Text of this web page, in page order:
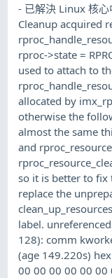
- 已解決 Linux 核
Cleanup acquired
rproc->state =
used to attach to
allocated by
otherwise the
almost the same
and
so it is better to fix
replace the
label.
128): comm
(age 149.220s)
00 00 00 00 00 00